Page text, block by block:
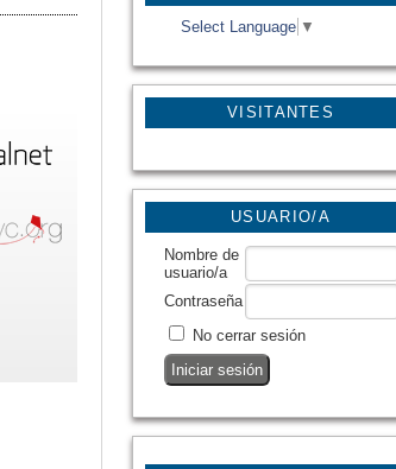
Select Language ▼
VISITANTES
USUARIO/A
Nombre de
usuario/a
Contraseña
No cerrar sesión